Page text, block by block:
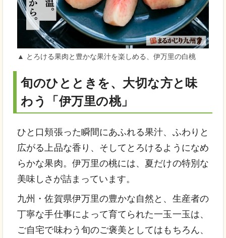
▲ とろける果肉と豊かな果汁を楽しめる、伊万里の白桃
旬のひとときを、大切な方と味
わう「伊万里の桃」
ひと口頬張った瞬間にあふれる果汁、ふわりと
広がる上品な香り、そしてとろけるようになめ
らかな果肉。伊万里の桃には、夏だけの特別な
美味しさが詰まっています。
九州・佐賀県伊万里の豊かな自然と、生産者の
丁寧な手仕事によって育てられた一玉一玉は、
ご自宅で味わう旬のご褒美としてはもちろん、